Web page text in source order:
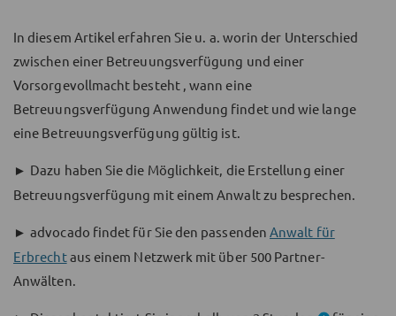
In diesem Artikel erfahren Sie u. a. worin der Unterschied
zwischen einer Betreuungsverfügung und einer
Vorsorgevollmacht besteht , wann eine
Betreuungsverfügung Anwendung findet und wie lange
eine Betreuungsverfügung gültig ist.
► Dazu haben Sie die Möglichkeit, die Erstellung einer
Betreuungsverfügung mit einem Anwalt zu besprechen.
►advocado findet für Sie den passenden Anwalt für
Erbrechtaus einem Netzwerk mit über 500 Partner-
Anwälten.